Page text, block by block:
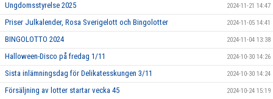
Ungdomsstyrelse 2025 2024-11-21 14:47
Priser Julkalender, Rosa Sverigelott och Bingolotter 2024-11-05 14:41
BINGOLOTTO 2024 2024-11-04 13:38
Halloween-Disco på fredag 1/11 2024-10-30 14:26
Sista inlämningsdag för Delikatesskungen 3/11 2024-10-30 14:24
Försäljning av lotter startar vecka 45 2024-10-24 15:19